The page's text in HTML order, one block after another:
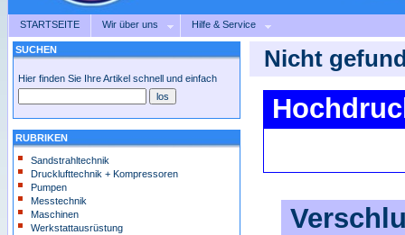
STARTSEITE Wir über uns Hilfe & Service
SUCHEN
Hier finden Sie Ihre Artikel schnell und einfach
RUBRIKEN
Sandstrahltechnik
Drucklufttechnik + Kompressoren
Pumpen
Messtechnik
Maschinen
Werkstattausrüstung
Nicht